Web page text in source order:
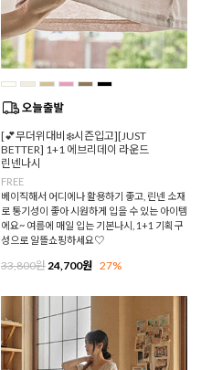
[💕무더위대비❄️시즌입고][JUST
BETTER] 1+1 에브리데이 라운드
린넨나시
FREE
베이직해서 어디에나 활용하기 좋고, 린넨 소재
로 통기성이 좋아 시원하게 입을 수 있는 아이템
에요~ 여름에 매일 입는 기본나시, 1+1 기획구
성으로 알뜰쇼핑하세요♡
33,800원24,700원 27%